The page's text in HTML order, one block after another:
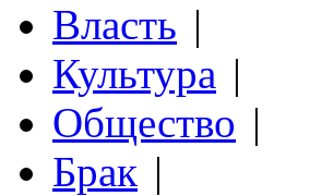
Власть |
Культура |
Общество |
Брак |